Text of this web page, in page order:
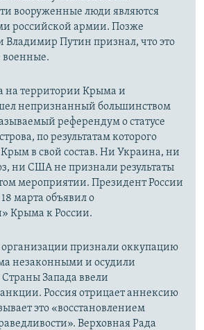
вооруженные люди являются
российской армии. Позже
Владимир Путин признал, что это
военные.
на территории Крыма и
непризнанный большинством
референдум о статусе
по результатам которого
в свой состав. Ни Украина, ни
ни США не признали результаты
мероприятии. Президент России
марта объявил о
Крыма к России.
признали оккупацию
незаконными и осудили
Запада ввели
Россия отрицает аннексию
это «восстановлением
Верховная Рада